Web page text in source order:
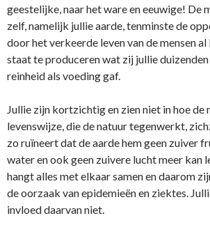
geestelijke, naar het ware en eeuwige! De
zelf, namelijk jullie aarde, tenminste de
door het verkeerde leven van de mensen
staat te produceren wat zij jullie
reinheid als voeding gaf.
Jullie zijn kortzichtig en zien niet in hoe de
levenswijze, die de natuur tegenwerkt,
zo ruïneert dat de aarde hem geen zuiver
water en ook geen zuivere lucht meer kan
hangt alles met elkaar samen en daarom
de oorzaak van epidemieën en ziektes.
invloed daarvan niet.